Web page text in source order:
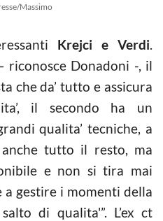
Massimo
Krejci e Verdi.
riconosce Donadoni -, il
che da’ tutto e assicura
il secondo ha un
qualita’ tecniche, a
tutto il resto, ma
e non si tira mai
gestire i momenti della
di qualita'”. L’ex ct